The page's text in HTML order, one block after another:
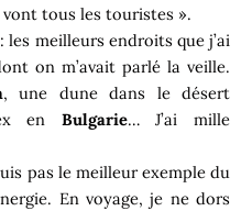
tous les touristes ».
: les meilleurs endroits que j’ai
on m’avait parlé la veille.
, une dune dans le désert
en Bulgarie… J’ai mille
pas le meilleur exemple du
En voyage, je ne dors